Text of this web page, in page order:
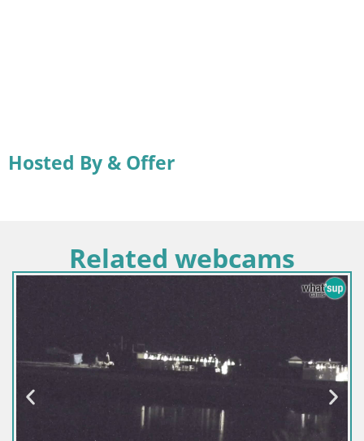
Hosted By & Offer
Related webcams